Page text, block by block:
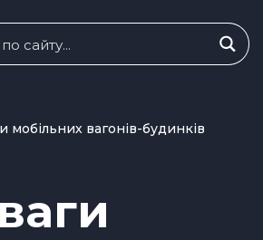
мобільних вагонів-будинків